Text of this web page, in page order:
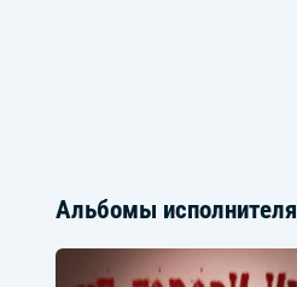
Альбомы исполнителя